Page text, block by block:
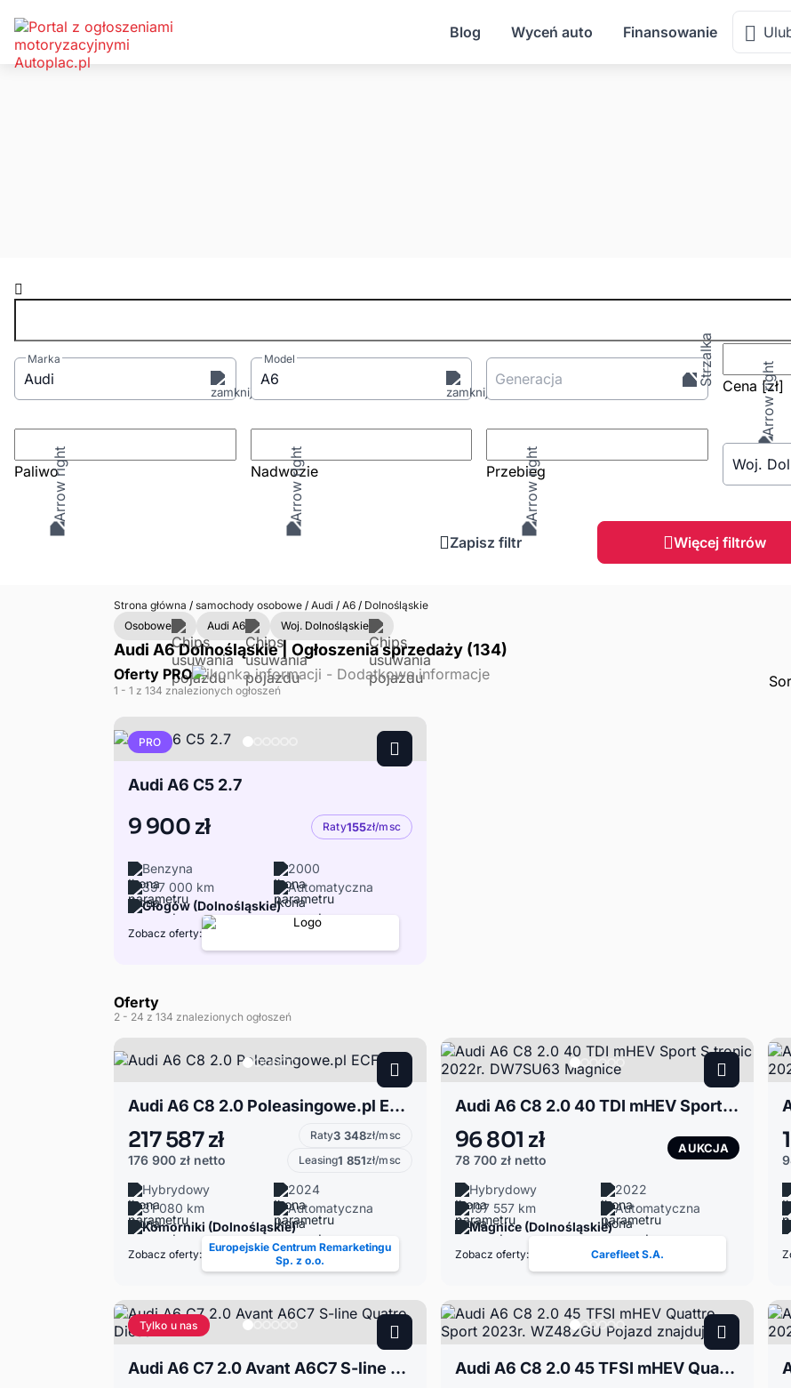
Blog Wyceń auto Finansowanie
Marka
Audi
Model
A6 Generacja Cena [zł]
Paliwo Nadwozie Przebieg Woj.
Zapisz filtr Więcej filtrów
Strona główna /samochody osobowe /Audi /A6 /Dolnośląskie
Osobowe
Audi A6 Woj. Dolnośląskie
Audi A6 Dolnośląskie | Ogłoszenia sprzedaży (134)
Oferty PRO
1 - 1 z 134 znalezionych ogłoszeń
PRO
Audi A6 C5 2.7
9 900 zł Raty155zł/msc
Benzyna
2000
397 000 km
Automatyczna
Głogów (Dolnośląskie)
Zobacz oferty:
Oferty
2 - 24 z 134 znalezionych ogłoszeń
Audi A6 C8 2.0 Poleasingowe.pl ECFM
217 587 zł
176 900 zł netto
Raty3 348zł/msc
Leasing1 851zł/msc
Hybrydowy
2024
31 080 km
Automatyczna
Komorniki (Dolnośląskie)
Zobacz oferty: Europejskie Centrum Remarketingu
Sp. z o.o.
Audi A6 C8 2.0 40 TDI mHEV Sport S tronic 2022r. DW7SU63 Magnice
96 801 zł
78 700 zł netto
AUKCJA
Hybrydowy
2022
197 557 km
Automatyczna
Magnice (Dolnośląskie)
Zobacz oferty: Carefleet S.A.
Tylko u nas
Audi A6 C7 2.0 Avant A6C7 S-line Quatro Diesel Audi A6 C8 2.0 45 TFSI mHEV Quattro Sport 2023r. WZ482GU Pojazd znajduje się